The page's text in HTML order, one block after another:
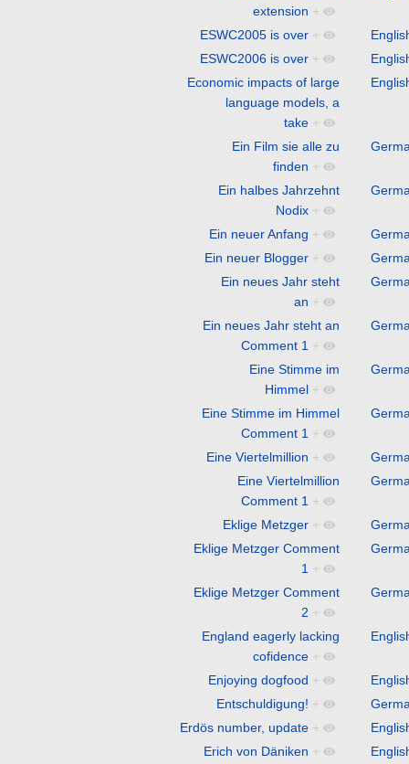
extension +
ESWC2005 is over +
ESWC2006 is over +
Economic impacts of large
language models, a
take +
Ein Film sie alle zu
finden +
Ein halbes Jahrzehnt
Nodix +
Ein neuer Anfang +
Ein neuer Blogger +
Ein neues Jahr steht
an +
Ein neues Jahr steht an
Comment 1 +
Eine Stimme im
Himmel +
Eine Stimme im Himmel
Comment 1 +
Eine Viertelmillion +
Eine Viertelmillion
Comment 1 +
Eklige Metzger +
Eklige Metzger Comment
1 +
Eklige Metzger Comment
2 +
England eagerly lacking
cofidence +
Enjoying dogfood +
Entschuldigung! +
Erdös number, update +
Erich von Däniken +